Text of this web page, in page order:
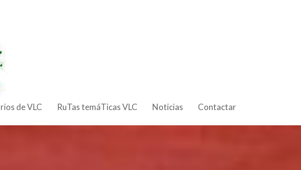
de VLC RuTas temáTicas VLC Noticias Contactar